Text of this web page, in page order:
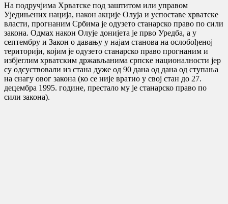
На подручјима Хрватске под заштитом или управом
Уједињених нација, након акције Олуја и успоставе хрватске
власти, прогнаним Србима је одузето станарско право по сили
закона. Одмах након Олује донијета је прво Уредба, а у
септембру и Закон о давању у најам станова на ослобођеноj
територији, којим је одузето станарско право прогнаним и
избјеглим хрватским држављанима српске националности јер
су одсуствовали из стана дуже од 90 дана од дана oд ступања
на снагу овог закона (ко се није вратио у свој стан до 27.
децембра 1995. године, престало му је станарско право по
сили закона).